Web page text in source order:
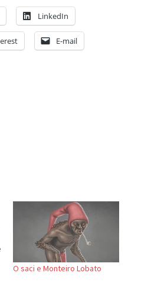
LinkedIn
E-mail
O saci e Monteiro Lobato